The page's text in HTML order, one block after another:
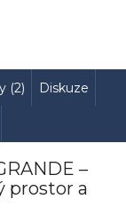
(2) Diskuze
–
prostor a